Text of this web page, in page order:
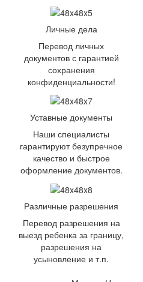
Личные дела
Перевод личных
документов с гарантией
сохранения
конфиденциальности!
Уставные документы
Наши специалисты
гарантируют безупречное
качество и быстрое
оформление документов.
Различные разрешения
Перевод разрешения на
выезд ребенка за границу,
разрешения на
усыновление и т.п.